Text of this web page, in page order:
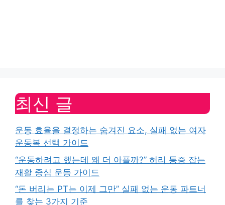
최신 글
운동 효율을 결정하는 숨겨진 요소, 실패 없는 여자
운동복 선택 가이드
“운동하려고 했는데 왜 더 아플까?” 허리 통증 잡는
재활 중심 운동 가이드
“돈 버리는 PT는 이제 그만” 실패 없는 운동 파트너
를 찾는 3가지 기준